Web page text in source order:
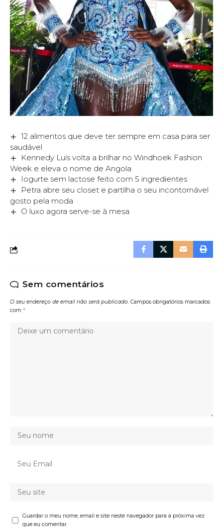
12 alimentos que deve ter sempre em casa para ser
saudável
Kennedy Luís volta a brilhar no Windhoek Fashion
Week e eleva o nome de Angola
Iogurte sem lactose feito com 5 ingredientes
Petra abre seu closet e partilha o seu incontornável
gosto pela moda
O luxo agora serve-se à mesa
Sem comentários
O seu endereço de email não será publicado. Campos obrigatórios marcados
com *
Guardar o meu nome, email e site neste navegador para a próxima vez
que eu comentar.